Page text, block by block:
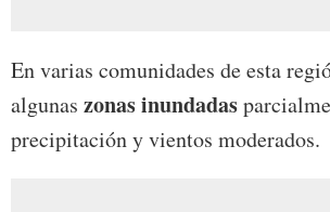
En varias comunidades de esta
algunas zonas inundadas
precipitación y vientos moderados.